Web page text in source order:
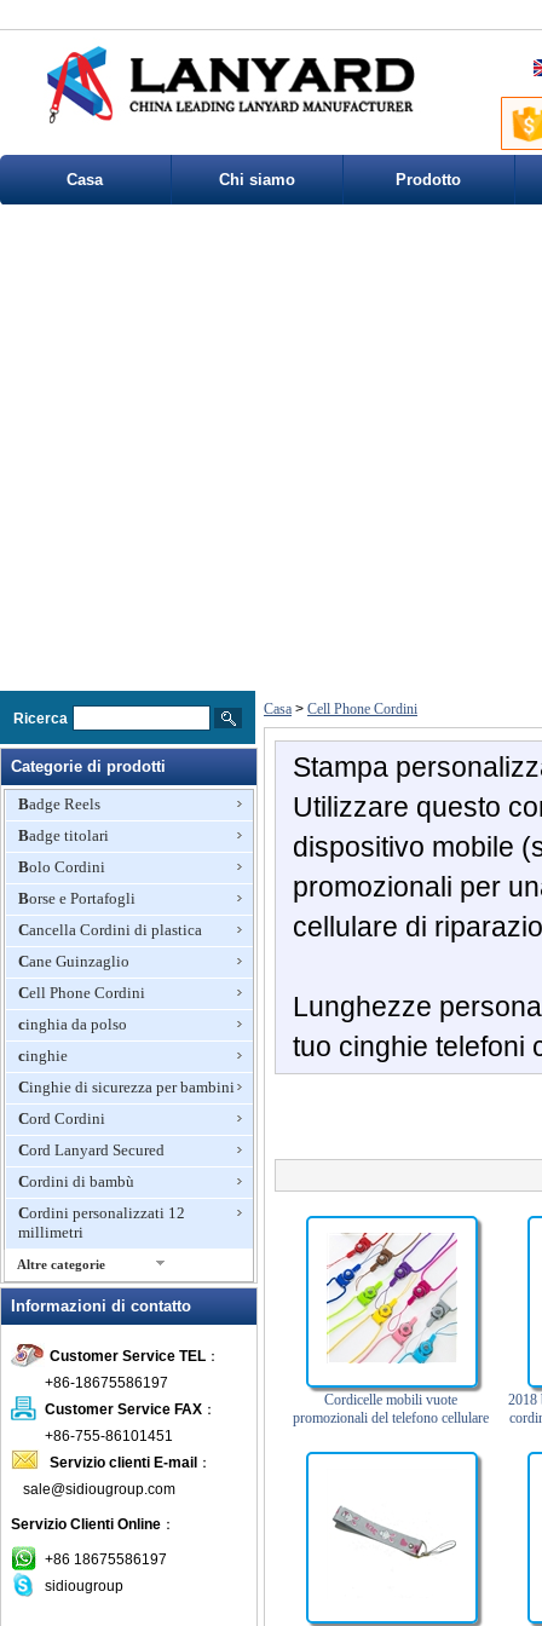
Casa Chi siamo Prodotto
Ricerca
Categorie di prodotti
Badge Reels
Badge titolari
Bolo Cordini
Borse e Portafogli
Cancella Cordini di plastica
Cane Guinzaglio
Cell Phone Cordini
cinghia da polso
cinghie
Cinghie di sicurezza per bambini
Cord Cordini
Cord Lanyard Secured
Cordini di bambù
Cordini personalizzati 12
millimetri
Altre categorie
Cordini personalizzati made
Cordini piatti tubolari
Cordini Plain
Cordini promozionali
Cordini retrattili
Cordini sublimazione di colore
Cordini tessuti
Cordons sur mesure 20mm
cotone Cordini
Eco-friendly CordiniEco friendly
Lanyards
Informazioni di contatto
Customer Service TEL ：
+86-18675586197
Customer Service FAX ：
+86-755-86101451
Servizio clienti E-mail ：
sale@sidiougroup.com
Servizio Clienti Online ：
+86 18675586197
sidiougroup
Casa > Cell Phone Cordini
Stampa
Utilizzare questo
dispositivo mobile (
promozionali per
cellulare di
Lunghezze
tuo cinghie telefoni
Cordicelle mobili vuote
promozionali del telefono cellulare
2018